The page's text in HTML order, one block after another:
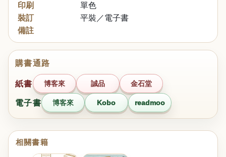
印刷
單色
裝訂
平裝／電子書
備註
購書通路
紙書 博客來 誠品 金石堂
電子書 博客來 Kobo readmoo
相關書籍